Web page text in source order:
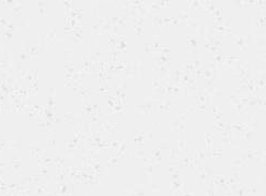
Nua con crem
per